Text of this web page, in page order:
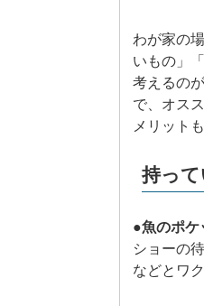
わが家の
いもの」
考えるの
で、オス
メリット
持っ
●魚のポケ
ショーの
などとワ